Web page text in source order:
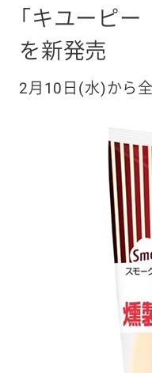
「キユーピ
を新発売
2月10日(水)から